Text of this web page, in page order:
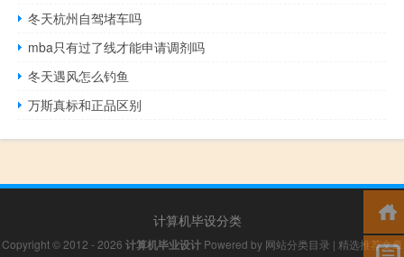
冬天杭州自驾堵车吗
mba只有过了线才能申请调剂吗
冬天遇风怎么钓鱼
万斯真标和正品区别
计算机毕设分类
Copyright © 2012 - 2026 计算机毕业设计Powered by 网站分类目录 | 精选推荐文章